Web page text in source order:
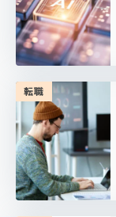
転職